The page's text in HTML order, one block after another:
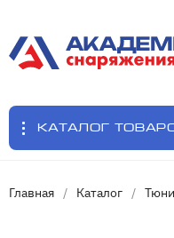
Каталог
Главная / Каталог /